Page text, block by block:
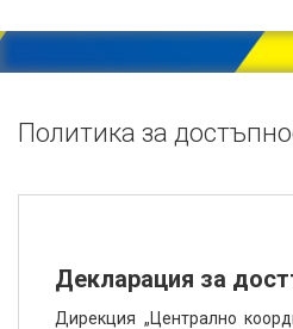
Политика за
Декларация за
Дирекция „Централно